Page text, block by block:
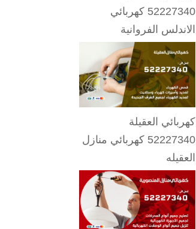
52227340 كهربائي
الاندلس الفروانية
كهربائي العقيلة
52227340 كهربائي منازل
العقيله